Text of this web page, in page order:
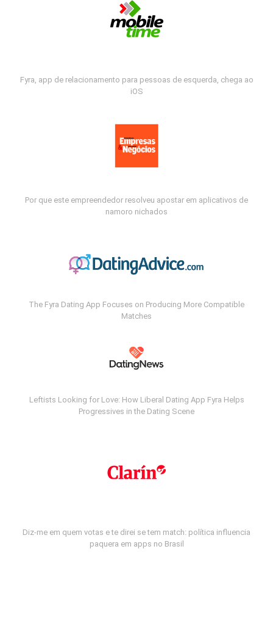
Fyra, app de relacionamento para pessoas de esquerda, chega ao
iOS
Por que este empreendedor resolveu apostar em aplicativos de
namoro nichados
The Fyra Dating App Focuses on Producing More Compatible
Matches
Leftists Looking for Love: How Liberal Dating App Fyra Helps
Progressives in the Dating Scene
Diz-me em quem votas e te direi se tem match: política influencia
paquera em apps no Brasil